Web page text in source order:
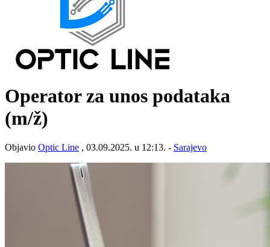
Operator za unos podataka
(m/ž)
Objavio Optic Line , 03.09.2025. u 12:13. - Sarajevo